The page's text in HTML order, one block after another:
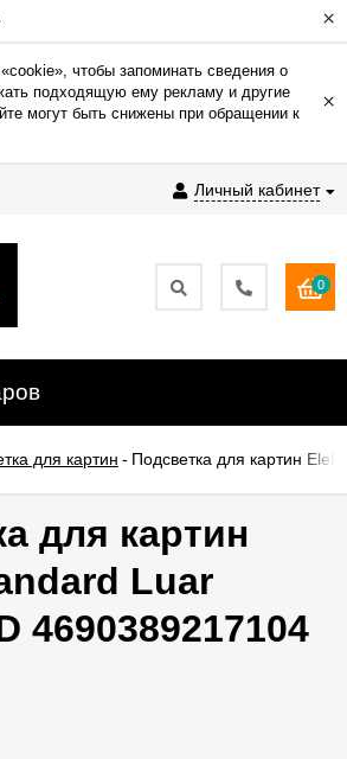
×
чтобы запоминать сведения о
подходящую ему рекламу и другие
могут быть снижены при обращении к
×
Личный кабинет
0
для картин - Подсветка для картин
для картин
Luar
4690389217104